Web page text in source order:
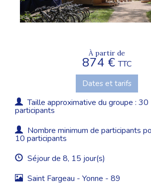
À partir de
874 €TTC
Dates et tarifs
Taille approximative du groupe : 30
participants
Nombre minimum de participants
10 participants
Séjour de 8, 15 jour(s)
Saint Fargeau - Yonne - 89